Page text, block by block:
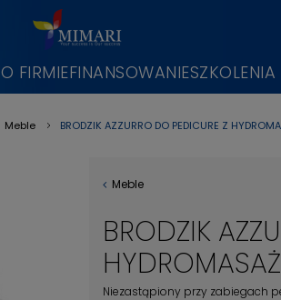
O FIRMIEFINANSOWANIESZKOLENIA
Meble BRODZIK AZZURRO DO PEDICURE Z
Meble
BRODZIK
Niezastąpiony przy zabiegach